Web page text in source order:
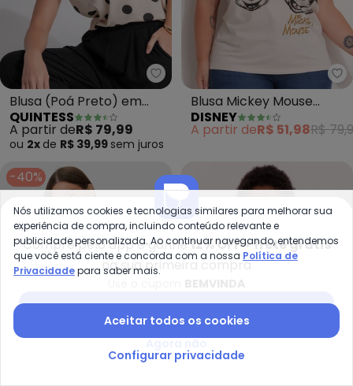
Quintess - Blusa (Poá Preto)
Blusa (Poá Preto) em
Malha de Viscose
QUINTESS
A partir deR$ 79,99
ou 2x de R$ 39,99 sem juros
Blusa Mickey Mouse
(Bege)
DISNEY
A partir deR$ 51,98R$
-40%
Compre pelo app e ganhe12% OFF + frete grátis
na sua primeira compra
Nós utilizamos cookies e tecnologias similares para melhorar sua
experiência de compra, incluindo conteúdo relevante e
publicidade personalizada. Ao continuar navegando, entendemos
que você está ciente e concorda com a nossa Política de
Privacidadepara saber mais.
Aceitar todos os cookies
Configurar privacidade